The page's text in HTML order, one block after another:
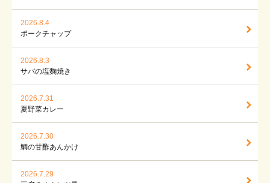
2026.8.4
ポークチャップ
2026.8.3
サバの塩麴焼き
2026.7.31
夏野菜カレー
2026.7.30
鯛の甘酢あんかけ
2026.7.29